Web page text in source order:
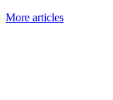
More articles